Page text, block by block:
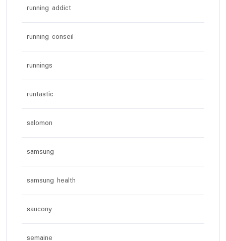
running addict
running conseil
runnings
runtastic
salomon
samsung
samsung health
saucony
semaine